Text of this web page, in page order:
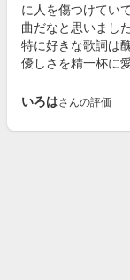
に人を傷つけてい
曲だなと思いました
特に好きな歌詞は
優しさを精一杯に
いろはさんの評価